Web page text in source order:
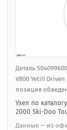
Деталь
V800 YetiII
позиция
Узел по
2000 Ski-Doo
Данные — из